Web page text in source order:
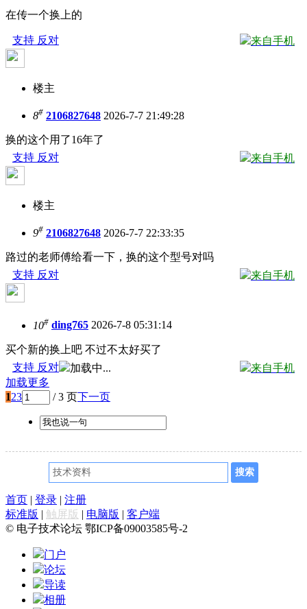
在传一个换上的
支持 反对 来自手机
楼主
8# 2106827648 2026-7-7 21:49:28
换的这个用了16年了
支持 反对 来自手机
楼主
9# 2106827648 2026-7-7 22:33:35
路过的老师傅给看一下，换的这个型号对吗
支持 反对 来自手机
10# ding765 2026-7-8 05:31:14
买个新的换上吧 不过不太好买了
支持 反对 来自手机
加载中...
加载更多
123 / 3 页下一页
首页 | 登录 | 注册
标准版 | 触屏版 | 电脑版 | 客户端
© 电子技术论坛 鄂ICP备09003585号-2
门户
论坛
导读
相册